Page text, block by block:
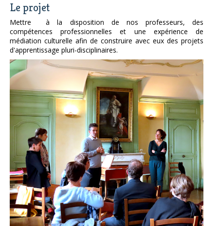
Le projet
Mettre à la disposition de nos professeurs, des
compétences professionnelles et une expérience de
médiation culturelle afin de construire avec eux des projets
d'apprentissage pluri-disciplinaires.